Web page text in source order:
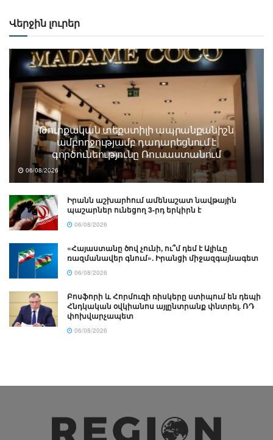
Վերջին լուրեր
Թուրքական տեքստիլի ապրանքանիշն
ամբողջությամբ դադարեցնում է
գործունեությունը Ռուսաստանում
06/08/2026
Իրանն աշխարհում ամենաշատ նավթային
պաշարներ ունեցող 3-րդ երկիրն է
06/08/2026
«Հայաստանը ծով չունի, ու՞մ դեմ է Ալիևը
ռազմանավեր գնում». Իրանցի միջազգայնագետ
06/08/2026
Բոսֆորի և Հորմուզի ռիսկերը ստիպում են դեպի
Հնդկական օվկիանոս այլընտրանք փնտրել. ՌԴ
փոխվարչապետ
06/08/2026